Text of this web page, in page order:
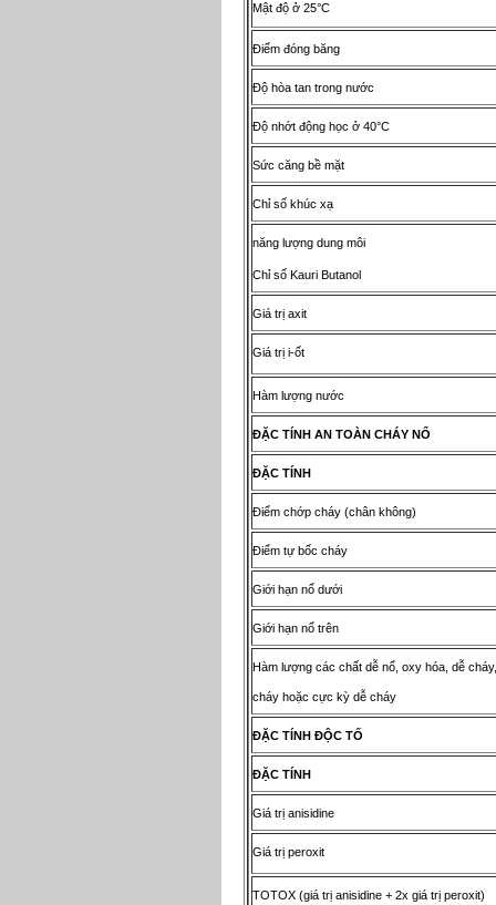
Mật độ ở 25°C
Điểm đóng băng
Độ hòa tan trong nước
Độ nhớt động học ở 40°C
Sức căng bề mặt
Chỉ số khúc xạ
năng lượng dung môi
Chỉ số Kauri Butanol
Giá trị axit
Giá trị i-ốt
Hàm lượng nước
ĐẶC T NH AN TOÀN CHÁY NỔ
ĐẶC T NH
Điểm chớp cháy (chân không)
Điểm tự bốc cháy
Giới hạn nổ dưới
Giới hạn nổ trên
Hàm lượng các chất dễ nổ, oxy hóa, dễ
cháy hoặc cực kỳ dễ cháy
ĐẶC T NH ĐỘC TỐ
ĐẶC T NH
Giá trị anisidine
Giá trị peroxit
TOTOX (giá trị anisidine + 2x giá trị peroxit)